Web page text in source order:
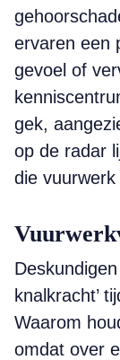
ervaren een
gevoel of
gek,
op de radar
die
knalkracht’
Waarom
omdat over